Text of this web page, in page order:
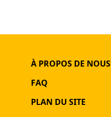
À PROPOS DE NOUS
FAQ
PLAN DU SITE